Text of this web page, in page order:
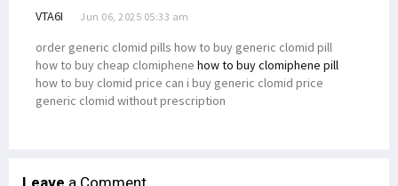
VTA6I Jun 06, 2025 05:33 am
order generic clomid pills how to buy generic clomid pill
how to buy cheap clomiphene how to buy clomiphene pill
how to buy clomid price can i buy generic clomid price
generic clomid without prescription
Leave a Comment